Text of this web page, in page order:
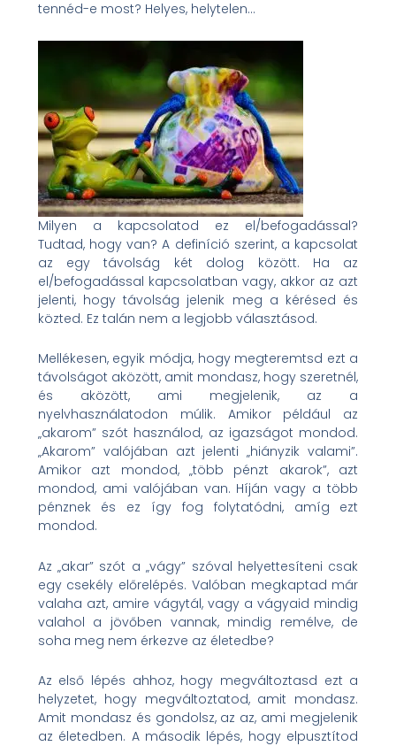
tennéd-e most? Helyes, helytelen…
Milyen a kapcsolatod ez el/befogadással?
Tudtad, hogy van? A definíció szerint, a kapcsolat
az egy távolság két dolog között. Ha az
el/befogadással kapcsolatban vagy, akkor az azt
jelenti, hogy távolság jelenik meg a kérésed és
közted. Ez talán nem a legjobb választásod.
Mellékesen, egyik módja, hogy megteremtsd ezt a
távolságot aközött, amit mondasz, hogy szeretnél,
és aközött, ami megjelenik, az a
nyelvhasználatodon múlik. Amikor például az
„akarom” szót használod, az igazságot mondod.
„Akarom” valójában azt jelenti „hiányzik valami”.
Amikor azt mondod, „több pénzt akarok”, azt
mondod, ami valójában van. Híján vagy a több
pénznek és ez így fog folytatódni, amíg ezt
mondod.
Az „akar” szót a „vágy” szóval helyettesíteni csak
egy csekély előrelépés. Valóban megkaptad már
valaha azt, amire vágytál, vagy a vágyaid mindig
valahol a jövőben vannak, mindig remélve, de
soha meg nem érkezve az életedbe?
Az első lépés ahhoz, hogy megváltoztasd ezt a
helyzetet, hogy megváltoztatod, amit mondasz.
Amit mondasz és gondolsz, az az, ami megjelenik
az életedben. A második lépés, hogy elpusztítod